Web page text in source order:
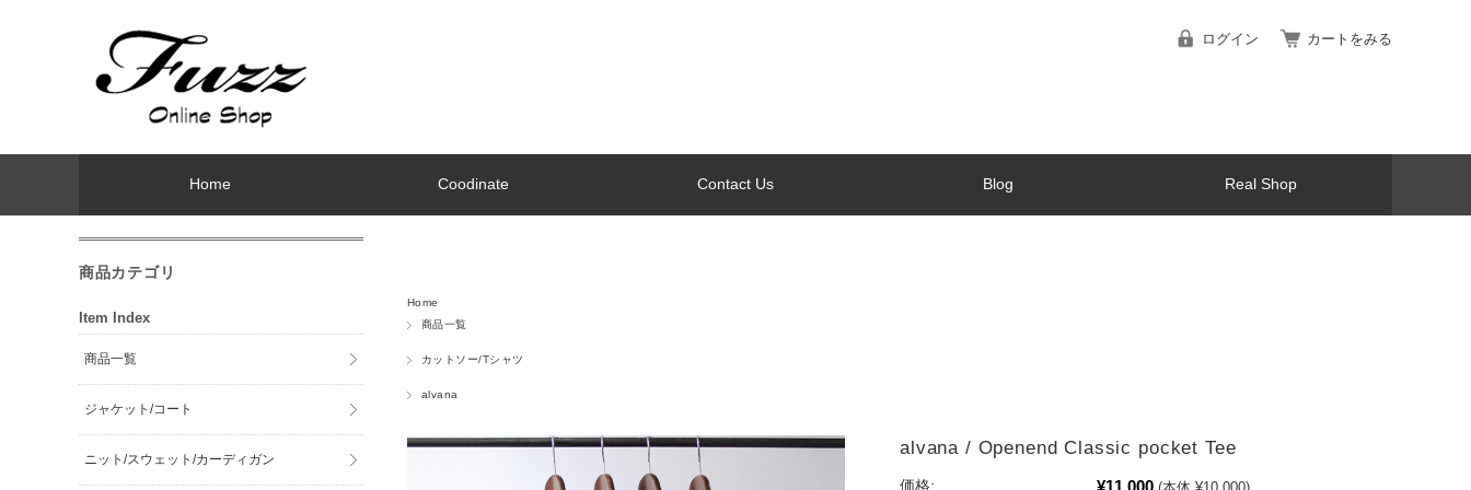
ログイン カートをみる
Home Coodinate Contact Us Blog Real Shop
Home
商品一覧
カットソー/Tシャツ
alvana
alvana / Openend Classic pocket Tee
価格: ¥11,000
商品カテゴリ
Item Index
商品一覧
ジャケット/コート
ニット/スウェット/カーディガン